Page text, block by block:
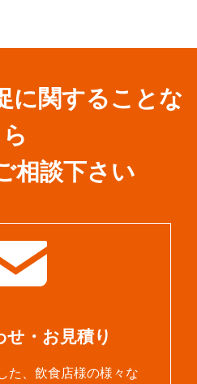
に関することな
ら
相談下さい
せ・お見積り
た、飲食店様の様々な